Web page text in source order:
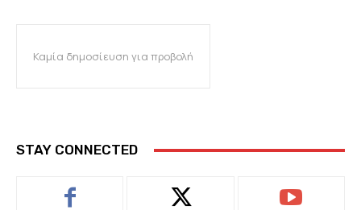
Καμία δημοσίευση για προβολή
STAY CONNECTED